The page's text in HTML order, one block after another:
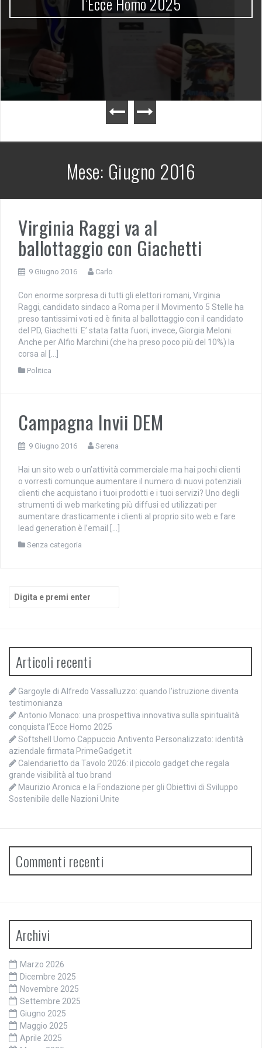
Mese: Giugno 2016
Virginia Raggi va al
ballottaggio con Giachetti
9 Giugno 2016 Carlo
Con enorme sorpresa di tutti gli elettori romani, Virginia
Raggi, candidato sindaco a Roma per il Movimento 5 Stelle ha
preso tantissimi voti ed è finita al ballottaggio con il candidato
del PD, Giachetti. E’ stata fatta fuori, invece, Giorgia Meloni.
Anche per Alfio Marchini (che ha preso poco più del 10%) la
corsa al […]
Politica
Campagna Invii DEM
9 Giugno 2016 Serena
Hai un sito web o un’attività commerciale ma hai pochi clienti
o vorresti comunque aumentare il numero di nuovi potenziali
clienti che acquistano i tuoi prodotti e i tuoi servizi? Uno degli
strumenti di web marketing più diffusi ed utilizzati per
aumentare drasticamente i clienti al proprio sito web e fare
lead generation è l’email […]
Senza categoria
Articoli recenti
Gargoyle di Alfredo Vassalluzzo: quando l’istruzione diventa
testimonianza
Antonio Monaco: una prospettiva innovativa sulla spiritualità
conquista l’Ecce Homo 2025
Softshell Uomo Cappuccio Antivento Personalizzato: identità
aziendale firmata PrimeGadget.it
Calendarietto da Tavolo 2026: il piccolo gadget che regala
grande visibilità al tuo brand
Maurizio Aronica e la Fondazione per gli Obiettivi di Sviluppo
Sostenibile delle Nazioni Unite
Commenti recenti
Archivi
Marzo 2026
Dicembre 2025
Novembre 2025
Settembre 2025
Giugno 2025
Maggio 2025
Aprile 2025